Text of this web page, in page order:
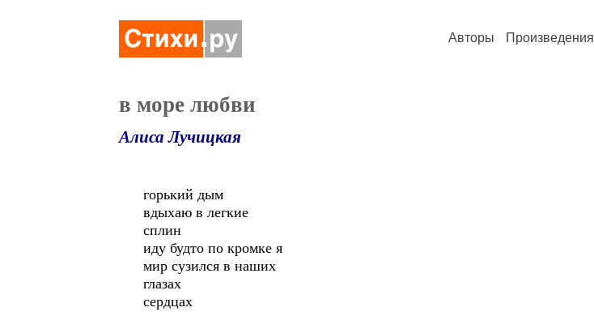
Авторы Произведения
в море любви
Алиса Лучицкая
горький дым
вдыхаю в легкие
сплин
иду будто по кромке я
мир сузился в наших
глазах
сердцах